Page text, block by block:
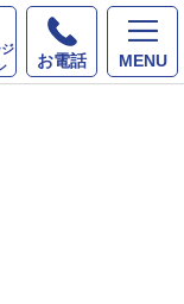
MENU
お電話